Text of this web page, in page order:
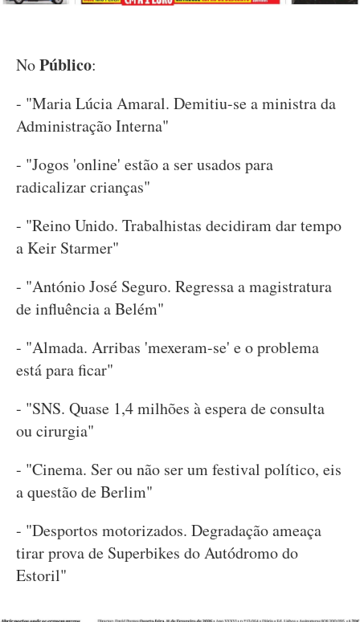
NoPúblico:
- "Maria Lúcia Amaral. Demitiu-se a ministra da
Administração Interna"
- "Jogos 'online' estão a ser usados para
radicalizar crianças"
- "Reino Unido. Trabalhistas decidiram dar tempo
a Keir Starmer"
- "António José Seguro. Regressa a magistratura
de influência a Belém"
- "Almada. Arribas 'mexeram-se' e o problema
está para ficar"
- "SNS. Quase 1,4 milhões à espera de consulta
ou cirurgia"
- "Cinema. Ser ou não ser um festival político, eis
a questão de Berlim"
- "Desportos motorizados. Degradação ameaça
tirar prova de Superbikes do Autódromo do
Estoril"